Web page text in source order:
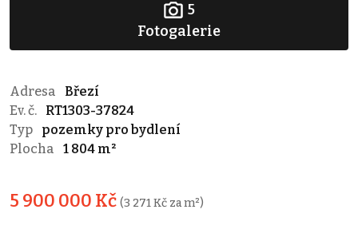
5
Fotogalerie
Adresa
Březí
Ev. č.
RT1303-37824
Typ
pozemky pro bydlení
Plocha
1 804 m²
5 900 000 Kč (3 271 Kč za m²)